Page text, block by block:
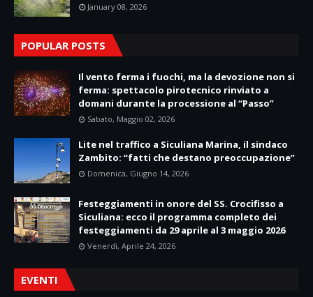
January 08, 2026
POPULAR POSTS
Il vento ferma i fuochi, ma la devozione non si
ferma: spettacolo pirotecnico rinviato a
domani durante la processione al “Passo”
Sabato, Maggio 02, 2026
Lite nel traffico a Siculiana Marina, il sindaco
Zambito: “fatti che destano preoccupazione”
Domenica, Giugno 14, 2026
Festeggiamenti in onore del SS. Crocifisso a
Siculiana: ecco il programma completo dei
festeggiamenti da 29 aprile al 3 maggio 2026
Venerdì, Aprile 24, 2026
EVENTI